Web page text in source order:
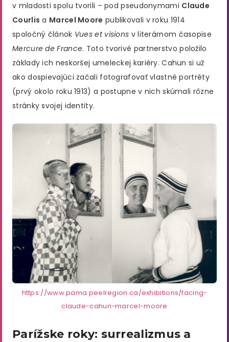
v mladosti spolu tvorili – pod pseudonymami Claude
Courlis a Marcel Moore publikovali v roku 1914
spoločný článok Vues et visions v literárnom časopise
Mercure de France​. Toto tvorivé partnerstvo položilo
základy ich neskoršej umeleckej kariéry. Cahun si už
ako dospievajúci začali fotografovať vlastné portréty
(prvý okolo roku 1913) a postupne v nich skúmali rôzne
stránky svojej identity​.
https://www.pama.peelregion.ca/exhibitions/facing-
claude-cahun-marcel-moore
Parížske roky: surrealizmus a